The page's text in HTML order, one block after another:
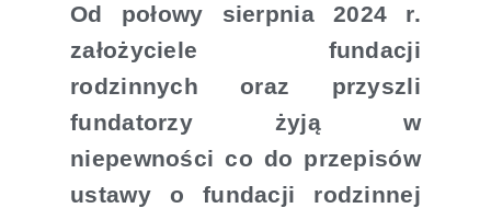
Od połowy sierpnia 2024 r.
założyciele fundacji
rodzinnych oraz przyszli
fundatorzy żyją w
niepewności co do przepisów
ustawy o fundacji rodzinnej